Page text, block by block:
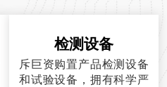
检测设备
斥巨资购置产品检测设备
和试验设备，拥有科学严